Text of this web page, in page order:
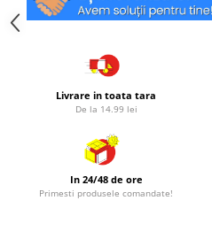
Livrare in toata tara
De la 14.99 lei
In 24/48 de ore
Primesti produsele comandate!